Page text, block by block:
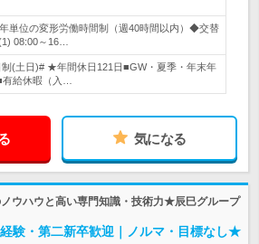
単位の変形労働時間制（週40時間以内）◆交替
08:00～16…
(土日)# ★年間休日121日■GW・夏季・年末年
給休暇（入…
気になる
ウハウと高い専門知識・技術力★辰巳グループ
経験・第二新卒歓迎｜ノルマ・目標なし★